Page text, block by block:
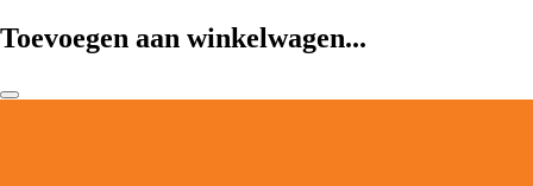
Toevoegen aan winkelwagen...